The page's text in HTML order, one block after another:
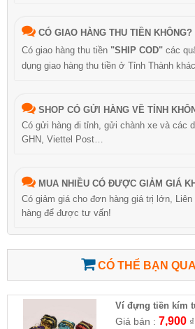
CÓ GIAO HÀNG THU TIỀN KHÔNG?
Có giao hàng thu tiền "SHIP COD" các
dụng giao hàng thu tiền ở Tỉnh Thành khác
SHOP CÓ GỬI HÀNG VỀ TỈNH
Có gửi hàng đi tỉnh, gửi chành xe và các
GHN, Viettel Post…
MUA NHIỀU CÓ ĐƯỢC GIẢM GIÁ
Có giảm giá cho đơn hàng giá trị lớn,
hàng để được tư vấn!
CÓ THỂ BẠN
Ví đựng tiền kím
khóa cho nữ
Giá bán : 7,900₫